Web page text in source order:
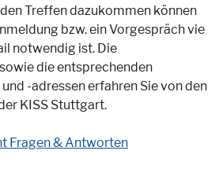
Treffen dazukommen können
bzw. ein Vorgespräch vie
notwendig ist. Die
die entsprechenden
-adressen erfahren Sie von den
KISS Stuttgart.
Fragen & Antworten